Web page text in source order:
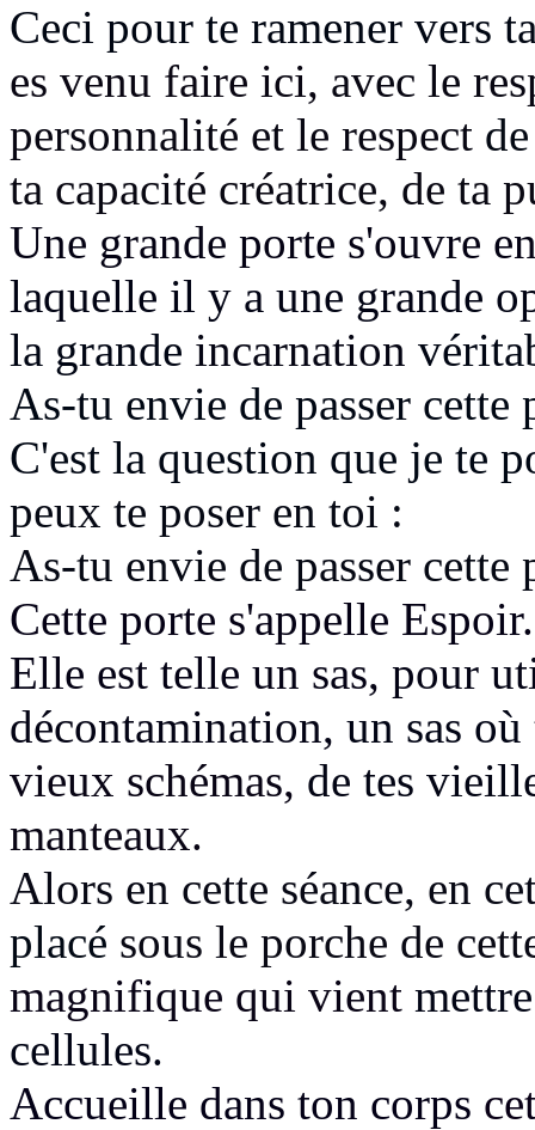
Ceci pour te ramener vers
es venu faire ici, avec le
personnalité et le respect
ta capacité créatrice, de ta
Une grande porte s'ouvre
laquelle il y a une grande
la grande incarnation
As-tu envie de passer cette
C'est la question que je te
peux te poser en toi :
As-tu envie de passer cette
Cette porte s'appelle Espoir.
Elle est telle un sas, pour
décontamination, un sas
vieux schémas, de tes
manteaux.
Alors en cette séance, en
placé sous le porche de
magnifique qui vient
cellules.
Accueille dans ton corps